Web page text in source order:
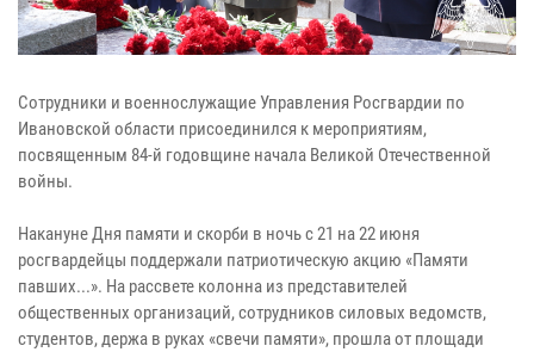
Сотрудники и военнослужащие Управления Росгвардии по
Ивановской области присоединился к мероприятиям,
посвященным 84-й годовщине начала Великой Отечественной
войны.
Накануне Дня памяти и скорби в ночь с 21 на 22 июня
росгвардейцы поддержали патриотическую акцию «Памяти
павших...». На рассвете колонна из представителей
общественных организаций, сотрудников силовых ведомств,
студентов, держа в руках «свечи памяти», прошла от площади